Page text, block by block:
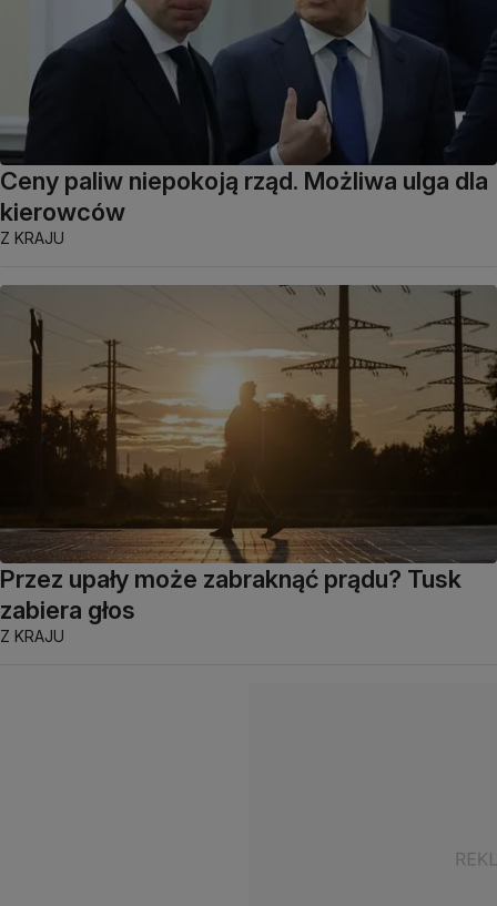
Ceny paliw niepokoją rząd. Możliwa ulga dla
kierowców
Z KRAJU
Przez upały może zabraknąć prądu? Tusk
zabiera głos
Z KRAJU